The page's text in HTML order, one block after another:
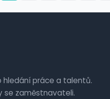
práce a talentů.
se zaměstnavateli.